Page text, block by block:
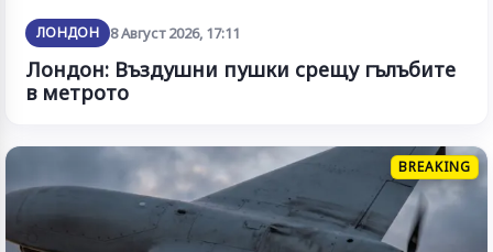
ЛОНДОН 8 Август 2026, 17:11
Лондон: Въздушни пушки срещу гълъбите
в метрото
BREAKING